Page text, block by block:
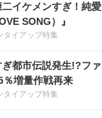
二イケメンすぎ！純愛
SONG）』
タイアップ特集
ぎ都市伝説発生!?ファ
％増量作戦再来
タイアップ特集